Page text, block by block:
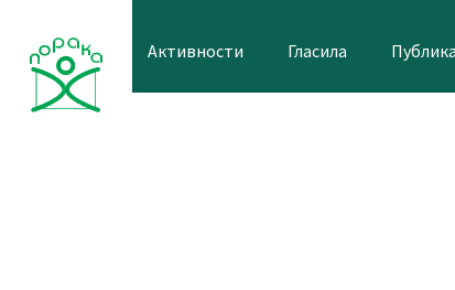
content
Активности Гласила